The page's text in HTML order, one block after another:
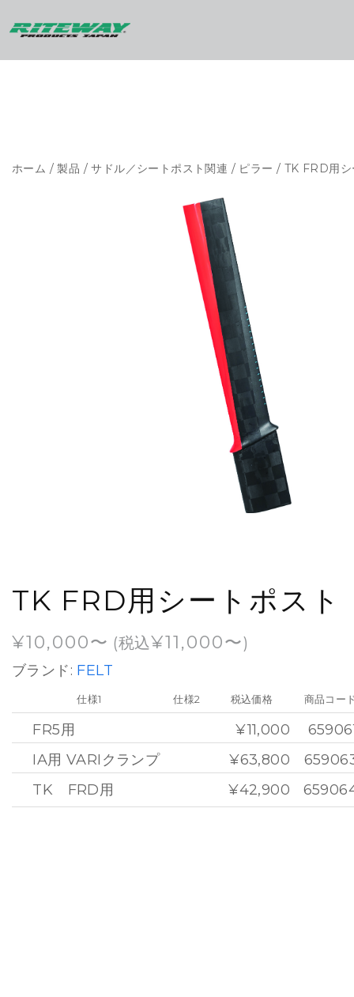
ホーム /製品 /サドル／シートポスト関連 / ピラー / TK FRD用シ
TK FRD用シートポスト
¥10,000 (税込¥11,000 )
ブランド: FELT
仕様1
FR5用
IA用 VARIクランプ
TK FRD用
仕様2 税込価格
¥11,000
¥63,800
¥42,900
商品コー